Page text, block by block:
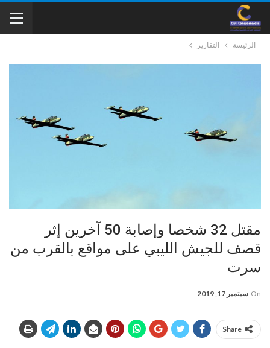
الرئيسة التقارير
مقتل 32 شخصا وإصابة 50 آخرين إثر
قصف للجيش الليبي على مواقع بالقرب من
سرت
On سبتمبر 17, 2019
Share